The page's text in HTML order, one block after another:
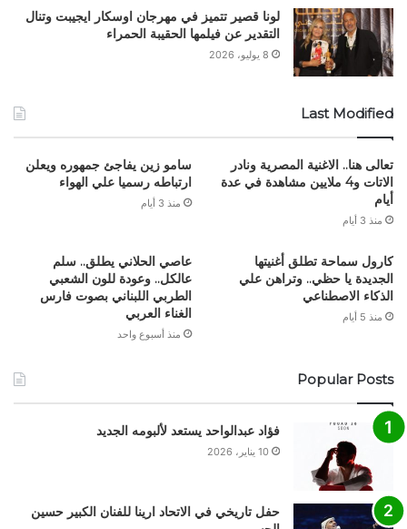
لونا قصير تتميز في مهرجان اوسكار ايجيبت وتنال
التقدير عن فيلمها الحقيبة الحمراء
8 يوليو، 2026
Last Modified
تعالى هنا.. الاغنية المصرية ونادر
الاتات و4 ملايين مشاهدة في عدة
أيام
منذ 3 أيام
سامو زين يفاجئ جمهوره ويعلن
ارتباطه رسميا علي الهواء
منذ 3 أيام
كارول سماحة تطلق أغنيتها
الجديدة يا حظي.. وتراهن علي
الذكاء الاصطناعي
منذ 5 أيام
عاصي الحلاني يطلق.. سلم
عالكل.. وعودة للون الشعبي
الطربي اللبناني بصوت فارس
الغناء العربي
منذ أسبوع واحد
Popular Posts
فؤاد عبدالواحد يستعد لألبومه الجديد
10 يناير، 2026
حفل تاريخي في الاتحاد ارينا للفنان الكبير حسين